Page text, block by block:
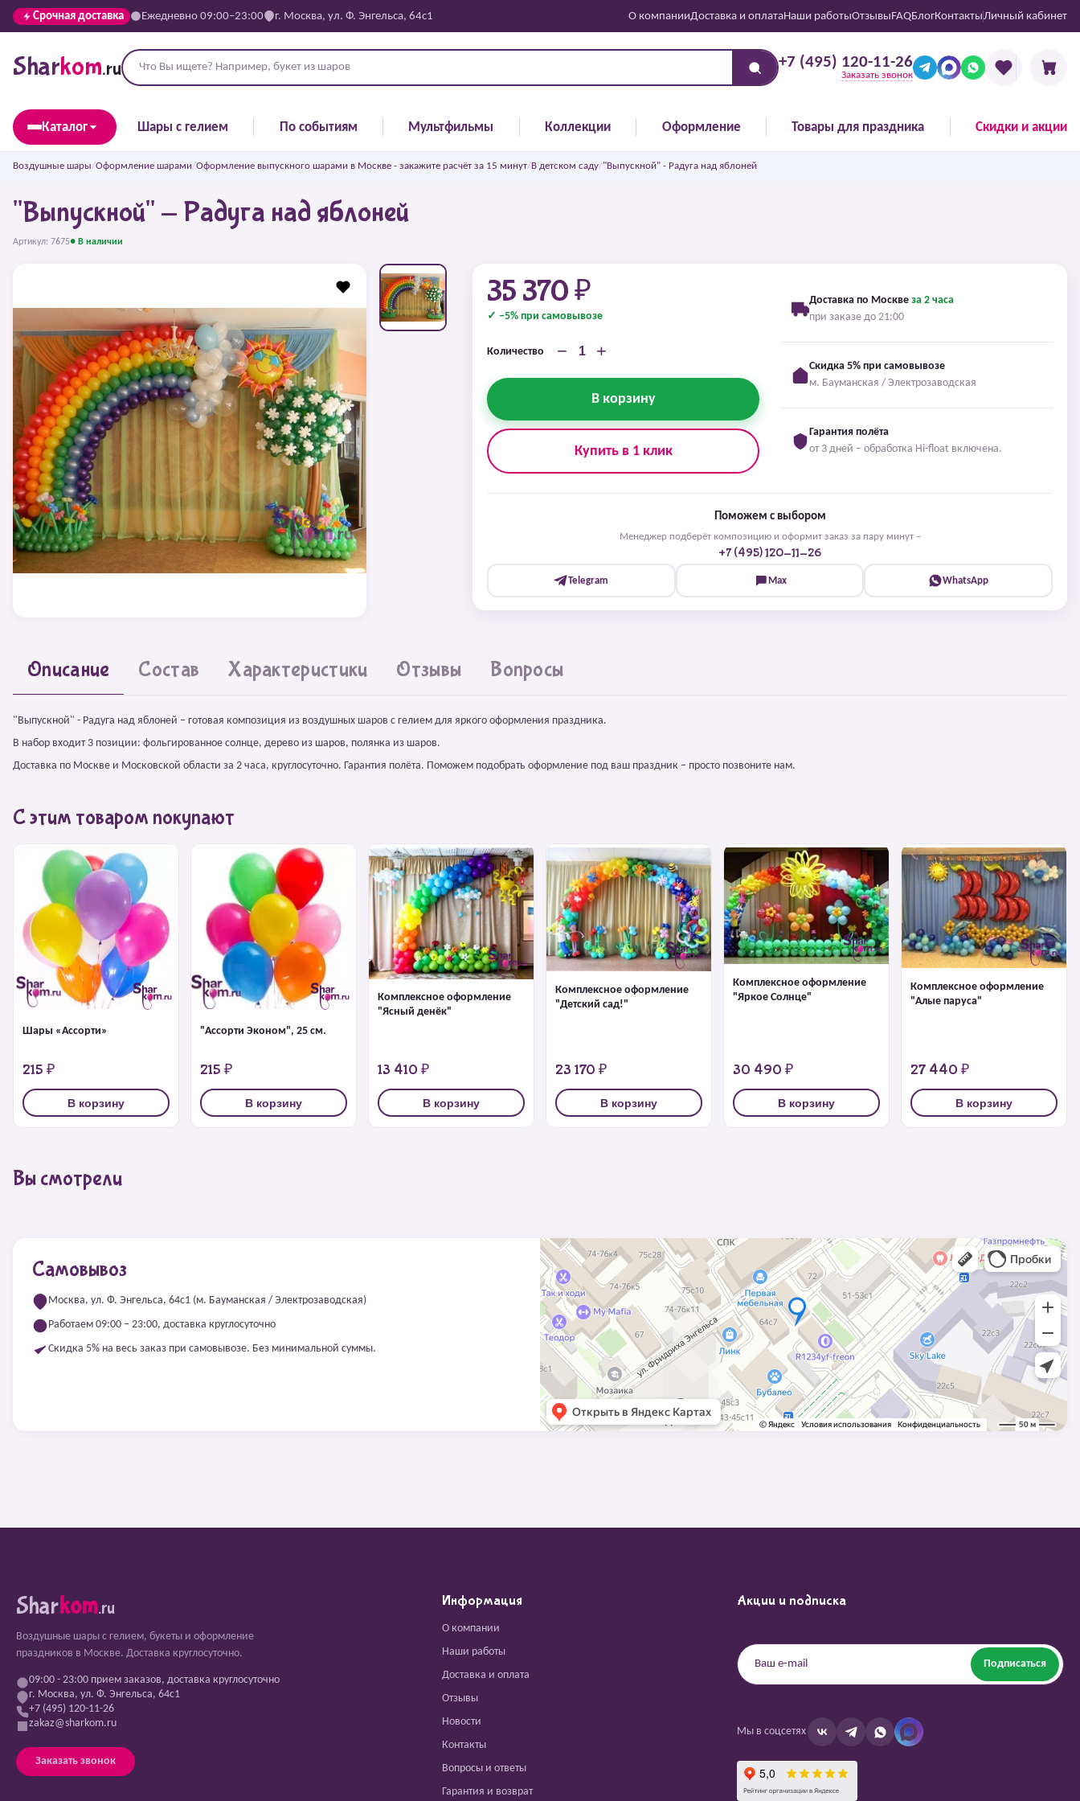
Срочная доставка Ежедневно 09:00–23:00 г. Москва, ул. Ф. Энгельса, 64с1 О компанииДоставка и оплатаНаши работыОтзывыFAQБлогКонтактыЛичный кабинет
Sharkom.ru +7 (495) 120-11-26
Заказать звонок
Каталог Шары с гелием По событиям Мультфильмы Коллекции Оформление Товары для праздника Скидки и акции
Воздушные шары/Оформление шарами/Оформление выпускного шарами в Москве - закажите расчёт за 15 минут/В детском саду/"Выпускной" - Радуга над яблоней
"Выпускной" - Радуга над яблоней
Артикул: 7675● В наличии
35 370 ₽
✓ −5% при самовывозе
Количество − +
В корзину
Купить в 1 клик
Доставка по Москве за 2 часа
при заказе до 21:00
Скидка 5% при самовывозе
м. Бауманская / Электрозаводская
Гарантия полёта
от 3 дней – обработка Hi-float включена.
Поможем с выбором
Менеджер подберёт композицию и оформит заказ за пару минут –
+7 (495) 120-11-26
Telegram Max WhatsApp
Описание Состав Характеристики Отзывы Вопросы
"Выпускной" - Радуга над яблоней – готовая композиция из воздушных шаров с гелием для яркого оформления праздника.
В набор входит 3 позиции: фольгированное солнце, дерево из шаров, полянка из шаров.
Доставка по Москве и Московской области за 2 часа, круглосуточно. Гарантия полёта. Поможем подобрать оформление под ваш праздник – просто позвоните нам.
С этим товаром покупают
Шары «Ассорти»
215 ₽
В корзину
"Ассорти Эконом", 25 см.
215 ₽
В корзину
Комплексное оформление
"Ясный денёк"
13 410 ₽
В корзину
Комплексное оформление
"Детский сад!"
23 170 ₽
В корзину
Комплексное оформление
"Яркое Солнце"
30 490 ₽
В корзину
Комплексное оформление
"Алые паруса"
27 440 ₽
В корзину
Вы смотрели
Самовывоз
Москва, ул. Ф. Энгельса, 64с1 (м. Бауманская / Электрозаводская)
Работаем 09:00 – 23:00, доставка круглосуточно
Скидка 5% на весь заказ при самовывозе. Без минимальной суммы.
Sharkom.ru
Воздушные шары с гелием, букеты и оформление
праздников в Москве. Доставка круглосуточно.
09:00 - 23:00 прием заказов, доставка круглосуточно
г. Москва, ул. Ф. Энгельса, 64с1
+7 (495) 120-11-26
zakaz@sharkom.ru
Заказать звонок
Информация
О компании
Наши работы
Доставка и оплата
Отзывы
Новости
Контакты
Вопросы и ответы
Гарантия и возврат
Акции и подписка
Подписаться
Мы в соцсетях